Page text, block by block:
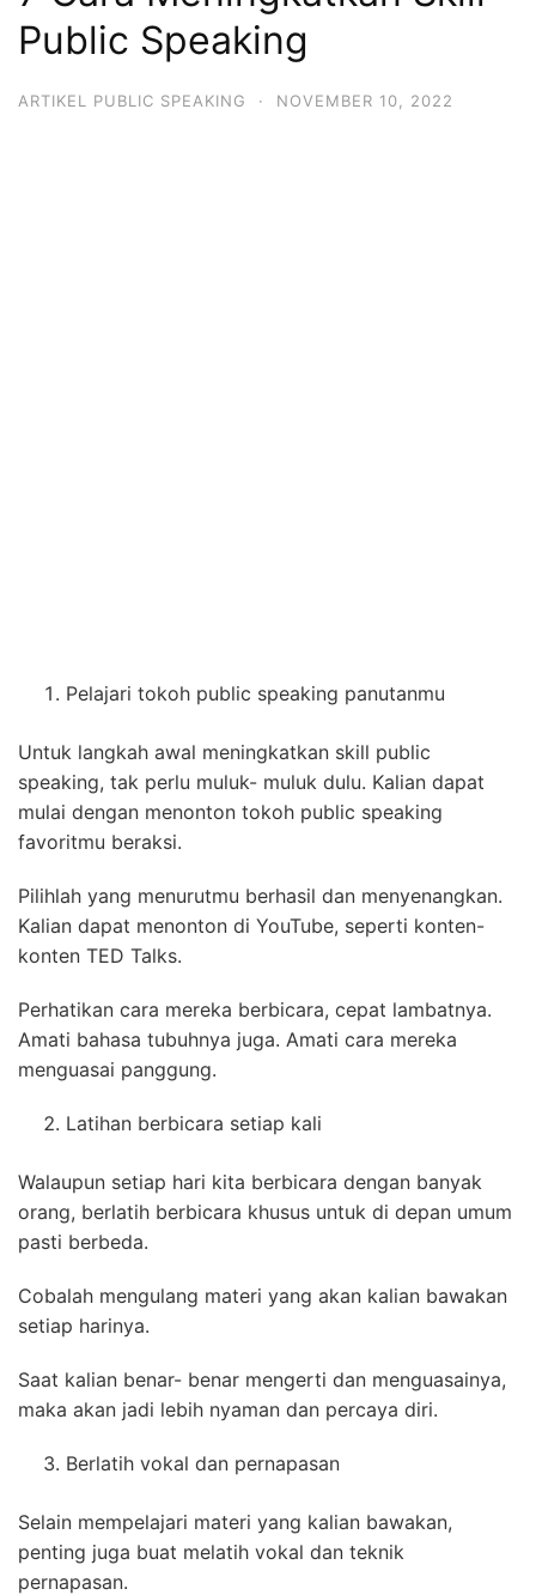
Public Speaking
ARTIKEL PUBLIC SPEAKING · NOVEMBER 10, 2022
Pelajari tokoh public speaking panutanmu
Untuk langkah awal meningkatkan skill public
speaking, tak perlu muluk- muluk dulu. Kalian dapat
mulai dengan menonton tokoh public speaking
favoritmu beraksi.
Pilihlah yang menurutmu berhasil dan menyenangkan.
Kalian dapat menonton di YouTube, seperti konten-
konten TED Talks.
Perhatikan cara mereka berbicara, cepat lambatnya.
Amati bahasa tubuhnya juga. Amati cara mereka
menguasai panggung.
Latihan berbicara setiap kali
Walaupun setiap hari kita berbicara dengan banyak
orang, berlatih berbicara khusus untuk di depan umum
pasti berbeda.
Cobalah mengulang materi yang akan kalian bawakan
setiap harinya.
Saat kalian benar- benar mengerti dan menguasainya,
maka akan jadi lebih nyaman dan percaya diri.
Berlatih vokal dan pernapasan
Selain mempelajari materi yang kalian bawakan,
penting juga buat melatih vokal dan teknik
pernapasan.